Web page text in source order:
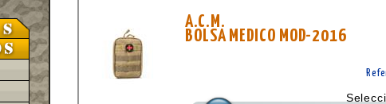
A.C.M.
BOLSA MEDICO MOD-2016